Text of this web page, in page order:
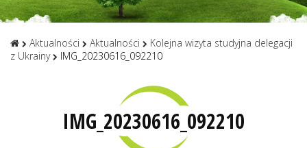
Aktualności Aktualności
Kolejna wizyta studyjna delegacji
z Ukrainy
IMG_20230616_092210
IMG_20230616_092210